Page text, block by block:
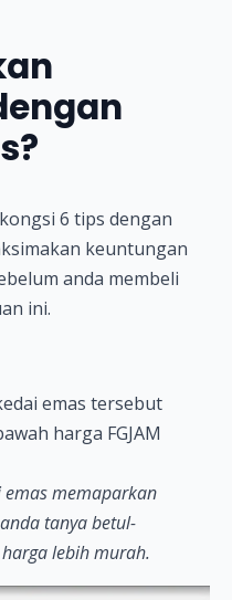
6 tips dengan
keuntungan
anda membeli
ini.
emas tersebut
harga FGJAM
memaparkan
tanya betul-
lebih murah.